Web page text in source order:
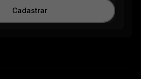
Cadastrar